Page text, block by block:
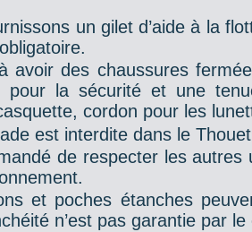
un gilet d’aide à la
avoir des chaussures
pour la sécurité et une
cordon pour les
est interdite dans le
de respecter les autres
et poches étanches
n’est pas garantie par le